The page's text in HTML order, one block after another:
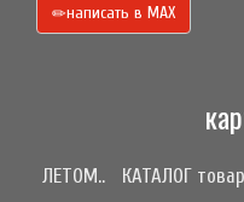
написать в МАХ
ЛЕТОМ.. КАТАЛОГ